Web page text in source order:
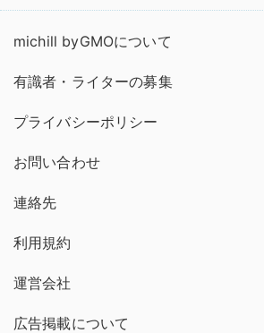
michill byGMOについて
有識者・ライターの募集
プライバシーポリシー
お問い合わせ
連絡先
利用規約
運営会社
広告掲載について